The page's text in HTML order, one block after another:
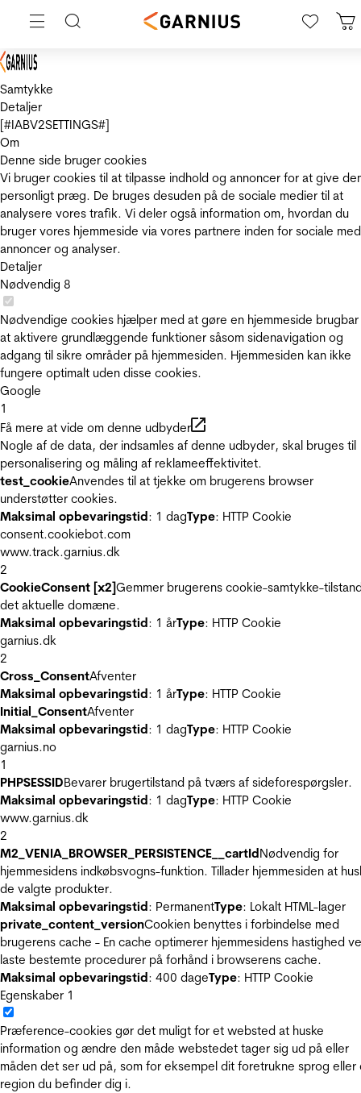
Samtykke
Detaljer
[#IABV2SETTINGS#]
Om
Denne side bruger cookies
Vi bruger cookies til at tilpasse indhold og annoncer for at give
personligt præg. De bruges desuden på de sociale medier til at
analysere vores trafik. Vi deler også information om, hvordan du
bruger vores hjemmeside via vores partnere inden for sociale
annoncer og analyser.
Detaljer
Nødvendig 8
Nødvendige cookies hjælper med at gøre en hjemmeside
at aktivere grundlæggende funktioner såsom sidenavigation og
adgang til sikre områder på hjemmesiden. Hjemmesiden kan ikke
fungere optimalt uden disse cookies.
Google
1
Få mere at vide om denne udbyder
Nogle af de data, der indsamles af denne udbyder, skal bruges til
personalisering og måling af reklameeffektivitet.
test_cookieAnvendes til at tjekke om brugerens browser
understøtter cookies.
Maksimal opbevaringstid: 1 dagType: HTTP Cookie
consent.cookiebot.com
www.track.garnius.dk
2
CookieConsent [x2]Gemmer brugerens cookie-samtykke-
det aktuelle domæne.
Maksimal opbevaringstid: 1 årType: HTTP Cookie
garnius.dk
2
Cross_ConsentAfventer
Maksimal opbevaringstid: 1 årType: HTTP Cookie
Initial_ConsentAfventer
Maksimal opbevaringstid: 1 dagType: HTTP Cookie
garnius.no
1
PHPSESSIDBevarer brugertilstand på tværs af sideforespørgsler.
Maksimal opbevaringstid: 1 dagType: HTTP Cookie
www.garnius.dk
2
M2_VENIA_BROWSER_PERSISTENCE__cartIdNødvendig for
hjemmesidens indkøbsvogns-funktion. Tillader hjemmesiden at
de valgte produkter.
Maksimal opbevaringstid: PermanentType: Lokalt HTML-lager
private_content_versionCookien benyttes i forbindelse med
brugerens cache - En cache optimerer hjemmesidens hastighed
laste bestemte procedurer på forhånd i browserens cache.
Maksimal opbevaringstid: 400 dageType: HTTP Cookie
Egenskaber 1
Præference-cookies gør det muligt for et websted at huske
information og ændre den måde webstedet tager sig ud på eller
måden det ser ud på, som for eksempel dit foretrukne sprog eller
region du befinder dig i.